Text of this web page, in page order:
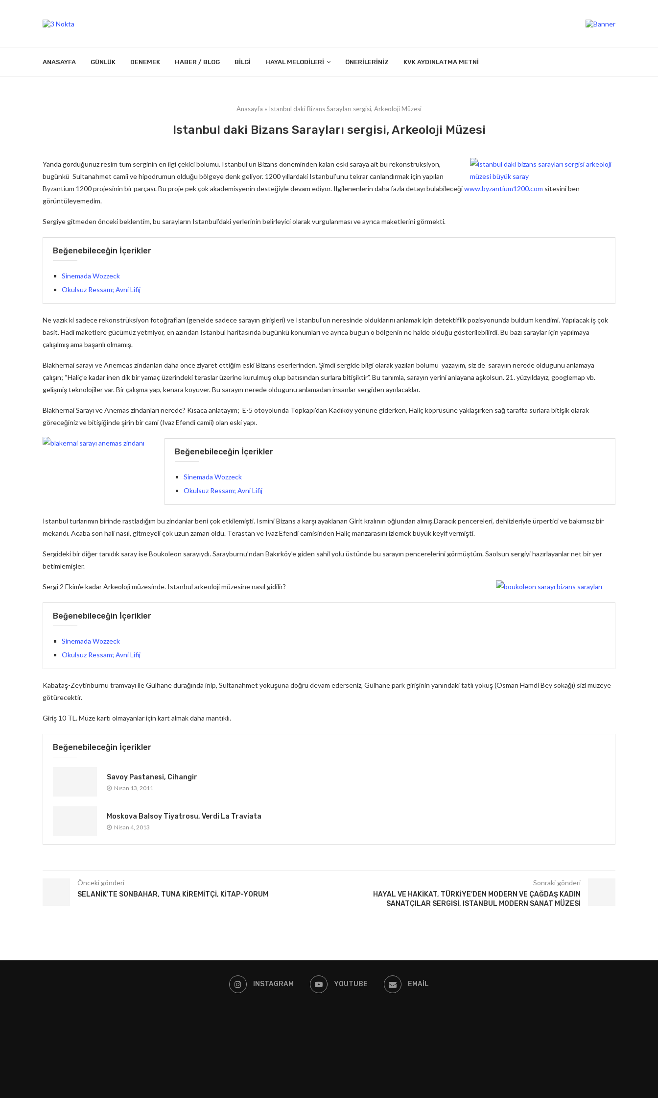
ANASAYFA GÜNLÜK DENEMEK HABER / BLOG BILGI HAYAL MELODILERI ÖNERILERINIZ KVK AYDINLATMA METNI
Anasayfa » Istanbul daki Bizans Sarayları sergisi, Arkeoloji Müzesi
Istanbul daki Bizans Sarayları sergisi, Arkeoloji Müzesi
Yanda gördüğünüz resim tüm serginin en ilgi çekici bölümü. Istanbul’un Bizans döneminden kalan eski saraya ait bu rekonstrüksiyon,
bugünkü Sultanahmet camii ve hipodrumun olduğu bölgeye denk geliyor. 1200 yıllardaki Istanbul’unu tekrar canlandırmak için yapılan
Byzantium 1200 projesinin bir parçası. Bu proje pek çok akademisyenin desteğiyle devam ediyor. Ilgilenenlerin daha fazla detayı bulabileceğiwww.byzantium1200.com sitesini ben
görüntüleyemedim.
Sergiye gitmeden önceki beklentim, bu sarayların Istanbul’daki yerlerinin belirleyici olarak vurgulanması ve ayrıca maketlerini görmekti.
Beğenebileceğin İçerikler
Sinemada Wozzeck
Okulsuz Ressam; Avni Lifij
Ne yazık ki sadece rekonstrüksiyon fotoğrafları (genelde sadece sarayın girişleri) ve Istanbul’un neresinde olduklarını anlamak için detektiflik pozisyonunda buldum kendimi. Yapılacak iş çok
basit. Hadi maketlere gücümüz yetmiyor, en azından Istanbul haritasında bugünkü konumları ve ayrıca bugun o bölgenin ne halde olduğu gösterilebilirdi. Bu bazı saraylar için yapılmaya
çalışılmış ama başarılı olmamış.
Blakhernai sarayı ve Anemeas zindanları daha önce ziyaret ettiğim eski Bizans eserlerinden. Şimdi sergide bilgi olarak yazılan bölümü yazayım, siz de sarayıın nerede oldugunu anlamaya
çalışın; “Haliç’e kadar inen dik bir yamaç üzerindeki teraslar üzerine kurulmuş olup batısından surlara bitişiktir”. Bu tanımla, sarayın yerini anlayana aşkolsun. 21. yüzyıldayız, googlemap vb.
gelişmiş teknolojiler var. Bir çalışma yap, kenara koyuver. Bu sarayın nerede oldugunu anlamadan insanlar sergiden ayrılacaklar.
Blakhernai Sarayı ve Anemas zindanları nerede? Kısaca anlatayım; E-5 otoyolunda Topkapı’dan Kadıköy yönüne giderken, Haliç köprüsüne yaklaşırken sağ tarafta surlara bitişik olarak
göreceğiniz ve bitişiğinde şirin bir cami (Ivaz Efendi camii) olan eski yapı.
Beğenebileceğin İçerikler
Sinemada Wozzeck
Okulsuz Ressam; Avni Lifij
Istanbul turlarımın birinde rastladığım bu zindanlar beni çok etkilemişti. Ismini Bizans a karşı ayaklanan Girit kralının oğlundan almış.Daracık pencereleri, dehlizleriyle ürpertici ve bakımsız bir
mekandı. Acaba son hali nasıl, gitmeyeli çok uzun zaman oldu. Terastan ve Ivaz Efendi camisinden Haliç manzarasını izlemek büyük keyif vermişti.
Sergideki bir diğer tanıdık saray ise Boukoleon sarayıydı. Sarayburnu’ndan Bakırköy’e giden sahil yolu üstünde bu sarayın pencerelerini görmüştüm. Saolsun sergiyi hazırlayanlar net bir yer
betimlemişler.
Sergi 2 Ekim’e kadar Arkeoloji müzesinde. Istanbul arkeoloji müzesine nasıl gidilir?
Beğenebileceğin İçerikler
Sinemada Wozzeck
Okulsuz Ressam; Avni Lifij
Kabataş-Zeytinburnu tramvayı ile Gülhane durağında inip, Sultanahmet yokuşuna doğru devam ederseniz, Gülhane park girişinin yanındaki tatlı yokuş (Osman Hamdi Bey sokağı) sizi müzeye
götürecektir.
Giriş 10 TL. Müze kartı olmayanlar için kart almak daha mantıklı.
Beğenebileceğin İçerikler
Savoy Pastanesi, Cihangir
Nisan 13, 2011
Moskova Balsoy Tiyatrosu, Verdi La Traviata
Nisan 4, 2013
Önceki gönderi
SELANIK’TE SONBAHAR, TUNA KIREMITÇI, KITAP-YORUM
Sonraki gönderi
HAYAL VE HAKIKAT, TÜRKIYE’DEN MODERN VE ÇAĞDAŞ KADIN
SANATÇILAR SERGISI, ISTANBUL MODERN SANAT MÜZESI
INSTAGRAM YOUTUBE EMAIL